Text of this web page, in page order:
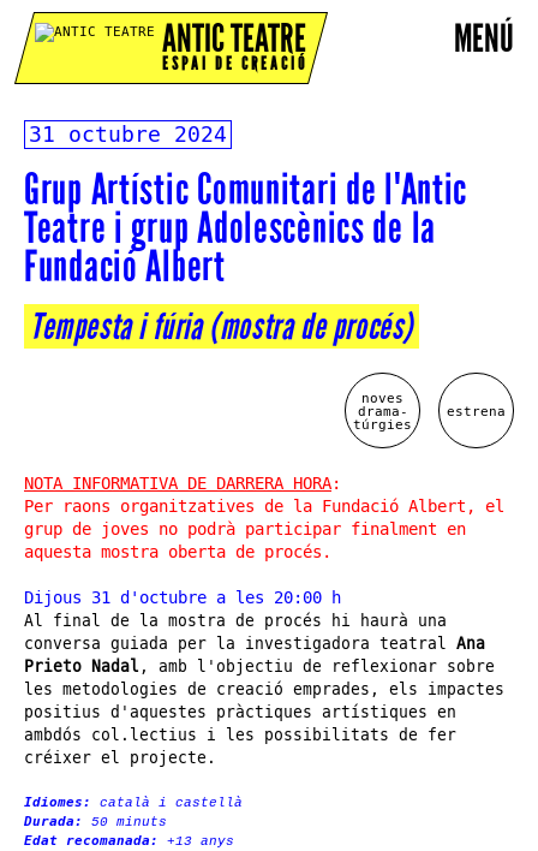
MENÚ
ANTIC TEATRE
ESPAI DE CREACIÓ
31 octubre 2024
Grup Artístic Comunitari de l'Antic
Teatre i grup Adolescènics de la
Fundació Albert
Tempesta i fúria (mostra de procés)
estrena
noves
drama-
túrgies
NOTA INFORMATIVA DE DARRERA HORA:
Per raons organitzatives de la Fundació Albert, el
grup de joves no podrà participar finalment en
aquesta mostra oberta de procés.
Dijous 31 d'octubre a les 20:00 h
Al final de la mostra de procés hi haurà una
conversa guiada per la investigadora teatral Ana
Prieto Nadal , amb l'objectiu de reflexionar sobre
les metodologies de creació emprades, els impactes
positius d'aquestes pràctiques artístiques en
ambdós col.lectius i les possibilitats de fer
créixer el projecte.
Idiomes: català i castellà
Durada: 50 minuts
Edat recomanada: +13 anys